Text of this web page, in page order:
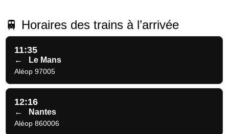
🚆 Horaires des trains à l’arrivée
11:35
← Le Mans
Aléop 97005
12:16
← Nantes
Aléop 860006